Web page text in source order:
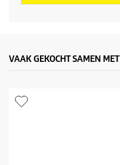
VAAK GEKOCHT SAMEN MET